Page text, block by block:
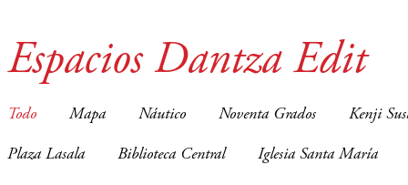
Espacios Dantza Edit
Todo Mapa Náutico Noventa Grados Kenji
Plaza Lasala Biblioteca Central Iglesia Santa María